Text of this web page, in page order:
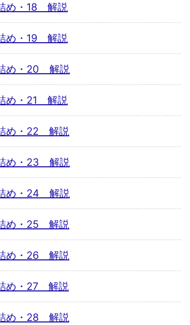
め・18 解説
め・19 解説
め・20 解説
め・21 解説
め・22 解説
め・23 解説
め・24 解説
め・25 解説
め・26 解説
め・27 解説
め・28 解説